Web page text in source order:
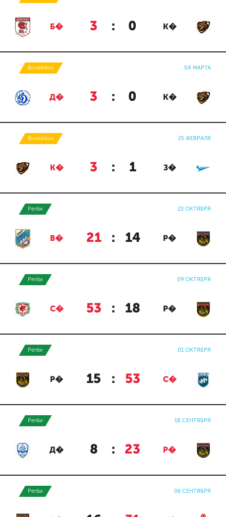
Б� 3 : 0 К�
Волейбол 04 МАРТА
Д� 3 : 0 К�
Волейбол 25 ФЕВРАЛЯ
К� 3 : 1 З�
Регби 22 ОКТЯБРЯ
В� 21 : 14 Р�
Регби 09 ОКТЯБРЯ
С� 53 : 18 Р�
Регби 01 ОКТЯБРЯ
Р� 15 : 53 С�
Регби 18 СЕНТЯБРЯ
Д� 8 : 23 Р�
Регби 06 СЕНТЯБРЯ